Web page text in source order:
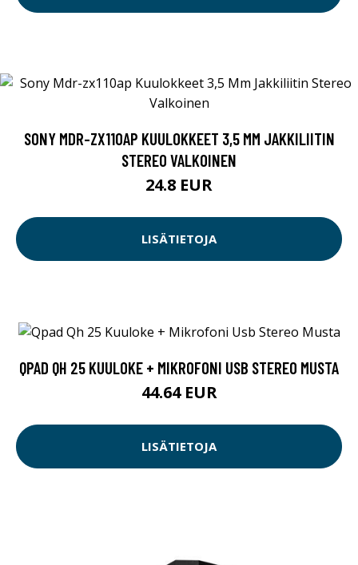
SONY MDR-ZX110AP KUULOKKEET 3,5 MM JAKKILIITIN
STEREO VALKOINEN
24.8 EUR
LISÄTIETOJA
QPAD QH 25 KUULOKE + MIKROFONI USB STEREO MUSTA
44.64 EUR
LISÄTIETOJA